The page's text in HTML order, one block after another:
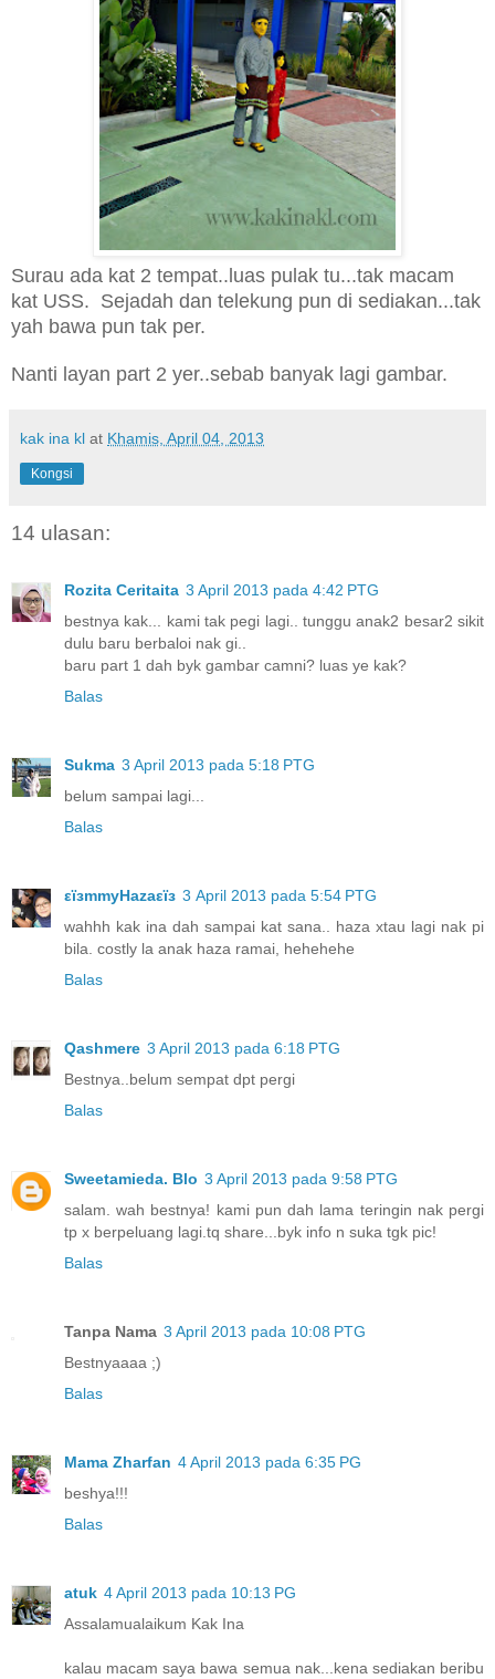
Surau ada kat 2 tempat..luas pulak tu...tak macam
kat USS. Sejadah dan telekung pun di sediakan...tak
yah bawa pun tak per.
Nanti layan part 2 yer..sebab banyak lagi gambar.
kak ina kl at Khamis, April 04, 2013
Kongsi
14 ulasan:
Rozita Ceritaita 3 April 2013 pada 4:42 PTG
bestnya kak... kami tak pegi lagi.. tunggu anak2 besar2 sikit
dulu baru berbaloi nak gi..
baru part 1 dah byk gambar camni? luas ye kak?
Balas
Sukma 3 April 2013 pada 5:18 PTG
belum sampai lagi...
Balas
εïзmmyHazaεïз 3 April 2013 pada 5:54 PTG
wahhh kak ina dah sampai kat sana.. haza xtau lagi nak pi
bila. costly la anak haza ramai, hehehehe
Balas
Qashmere 3 April 2013 pada 6:18 PTG
Bestnya..belum sempat dpt pergi
Balas
Sweetamieda. Blo 3 April 2013 pada 9:58 PTG
salam. wah bestnya! kami pun dah lama teringin nak pergi
tp x berpeluang lagi.tq share...byk info n suka tgk pic!
Balas
Tanpa Nama 3 April 2013 pada 10:08 PTG
Bestnyaaaa ;)
Balas
Mama Zharfan 4 April 2013 pada 6:35 PG
beshya!!!
Balas
atuk 4 April 2013 pada 10:13 PG
Assalamualaikum Kak Ina
kalau macam saya bawa semua nak...kena sediakan beribu